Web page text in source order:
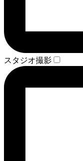
スタジオ撮影